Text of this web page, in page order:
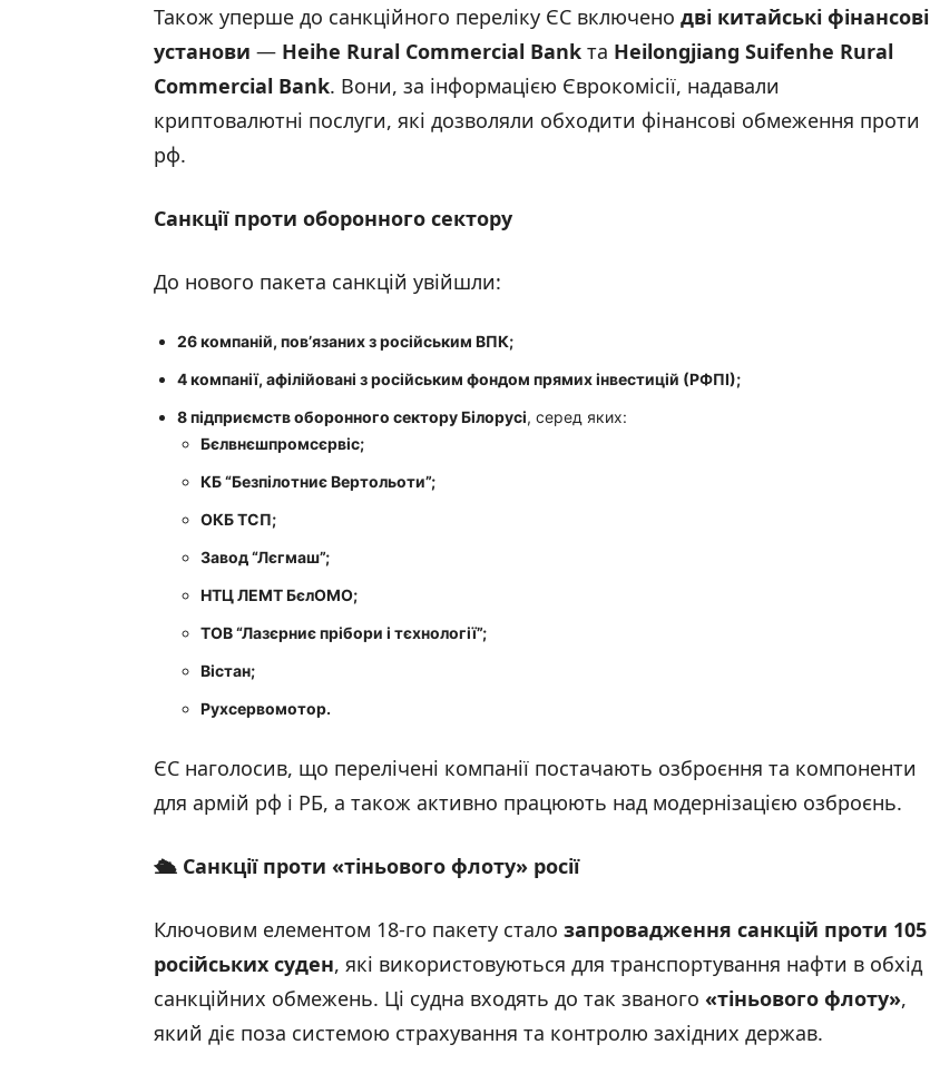
Також уперше до санкційного переліку ЄС включено дві китайські фінансові
установи — Heihe Rural Commercial Bank та Heilongjiang Suifenhe Rural
Commercial Bank. Вони, за інформацією Єврокомісії, надавали
криптовалютні послуги, які дозволяли обходити фінансові обмеження проти
рф.
Санкції проти оборонного сектору
До нового пакета санкцій увійшли:
26 компаній, пов’язаних з російським ВПК;
4 компанії, афілійовані зросійським фондом прямих інвестицій (РФПІ);
8 підприємств оборонного сектору Білорусі, серед яких:
Бєлвнєшпромсєрвіс;
КБ “Безпілотниє Вертольоти”;
ОКБ ТСП;
Завод “Лєгмаш”;
НТЦ ЛЕМТ БєлОМО;
ТОВ “Лазєрниє прібори і тєхнології”;
Вістан;
Рухсервомотор.
ЄС наголосив, що перелічені компанії постачають озброєння та компоненти
для армій рф і РБ, а також активно працюють над модернізацією озброєнь.
🛳️ Санкції проти «тіньового флоту» росії
Ключовим елементом 18-го пакету стало запровадження санкцій проти 105
російських суден, які використовуються для транспортування нафти в обхід
санкційних обмежень. Ці судна входять до так званого «тіньового флоту»,
який діє поза системою страхування та контролю західних держав.